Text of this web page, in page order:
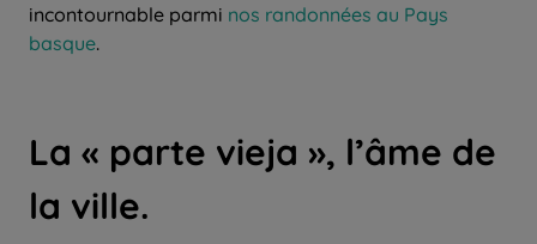
incontournable parmi nos randonnées au Pays
basque.
La « parte vieja », l’âme de
la ville.